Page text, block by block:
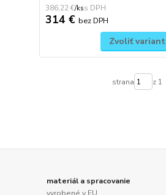
386,22 €/ks
314 € bez DPH
Zvoliť variant
strana z 1
materiál a spracovanie
vyrobené v EU